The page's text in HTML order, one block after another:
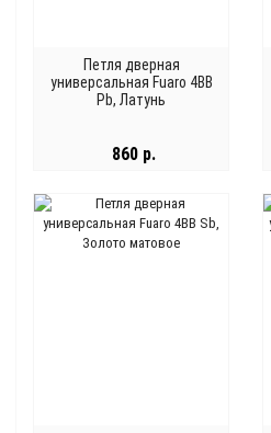
Петля дверная
универсальная Fuaro 4BB
Pb, Латунь
860 р.